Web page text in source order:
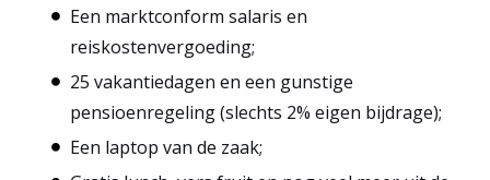
Een marktconform salaris en
reiskostenvergoeding;
25 vakantiedagen en een gunstige
pensioenregeling (slechts 2% eigen bijdrage);
Een laptop van de zaak;